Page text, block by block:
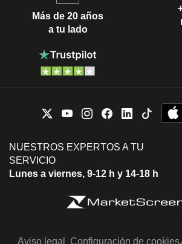
Más de 20 años
a tu lado
NUESTROS EXPERTOS A TU
SERVICIO
Lunes a viernes, 9-12 h y 14-18 h
Aviso legal Configuración de cookies